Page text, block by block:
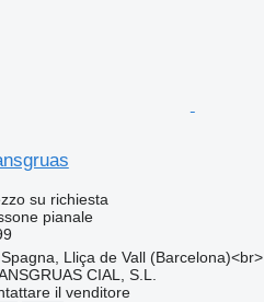
su richiesta
pianale
Spagna, Lliça de Vall (Barcelona)<br>
CIAL, S.L.
il venditore